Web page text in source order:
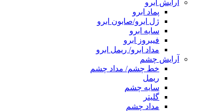
آرایش ابرو
پماد ابرو
ژل ابرو/صابون ابرو
سایه ابرو
فیبروز ابرو
مداد ابرو/ ریمل ابرو
آرایش چشم
خط چشم/ مداد چشم
ریمل
سایه چشم
گلیتر
مداد چشم